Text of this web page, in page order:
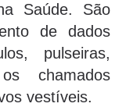
Saúde. São
de dados
pulseiras,
chamados
vestíveis.